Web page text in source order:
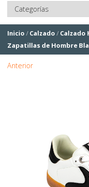
Inicio / Calzado / Calzado
Zapatillas de Hombre
Anterior